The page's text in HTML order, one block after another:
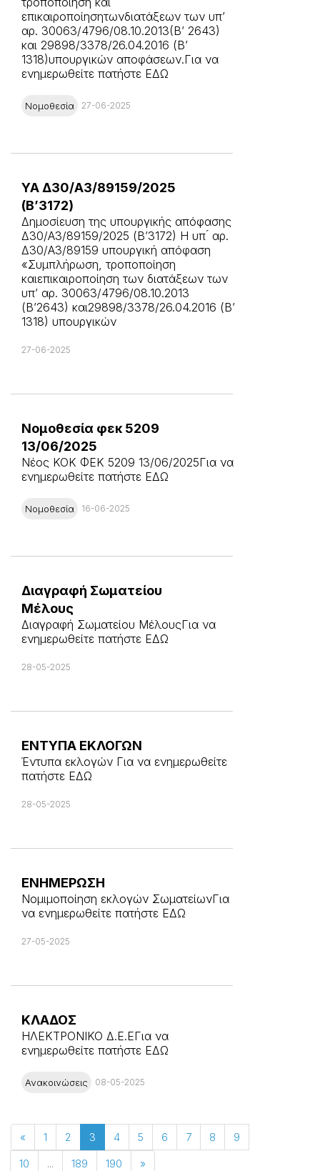
επικαιροποίησητωνδιατάξεων των υπ’
αρ. 30063/4796/08.10.2013(Β’ 2643)
και 29898/3378/26.04.2016 (Β’
1318)υπουργικών αποφάσεων.Για να
ενημερωθείτε πατήστε ΕΔΩ
Νομοθεσία 27-06-2025
ΥΑ Δ30/Α3/89159/2025
(Β’3172)
Δημοσίευση της υπουργικής απόφασης
Δ30/Α3/89159/2025 (Β’3172) H υπ ́ αρ.
Δ30/Α3/89159 υπουργική απόφαση
«Συμπλήρωση, τροποποίηση
καιεπικαιροποίηση των διατάξεων των
υπ’ αρ. 30063/4796/08.10.2013
(Β’2643) και29898/3378/26.04.2016 (Β’
1318) υπουργικών
27-06-2025
Νομοθεσία φεκ 5209
13/06/2025
Νέος ΚΟΚ ΦΕΚ 5209 13/06/2025Για να
ενημερωθείτε πατήστε ΕΔΩ
Νομοθεσία 16-06-2025
Διαγραφή Σωματείου
Μέλους
Διαγραφή Σωματείου ΜέλουςΓια να
ενημερωθείτε πατήστε ΕΔΩ
28-05-2025
ΕΝΤΥΠΑ ΕΚΛΟΓΩΝ
Έντυπα εκλογών Για να ενημερωθείτε
πατήστε ΕΔΩ
28-05-2025
ΕΝΗΜΕΡΩΣΗ
Νομιμοποίηση εκλογών ΣωματείωνΓια
να ενημερωθείτε πατήστε ΕΔΩ
27-05-2025
ΚΛΑΔΟΣ
ΗΛΕΚΤΡΟΝΙΚΟ Δ.Ε.ΕΓια να
ενημερωθείτε πατήστε ΕΔΩ
Ανακοινώσεις 08-05-2025
« 1 2 3 4 5 6 7 8
9
10
... 189 190 »